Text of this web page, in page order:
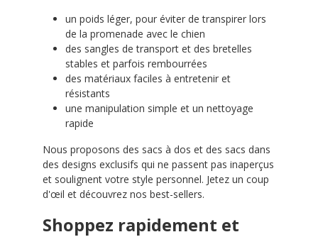
un poids léger, pour éviter de transpirer lors
de la promenade avec le chien
des sangles de transport et des bretelles
stables et parfois rembourrées
des matériaux faciles à entretenir et
résistants
une manipulation simple et un nettoyage
rapide
Nous proposons des sacs à dos et des sacs dans
des designs exclusifs qui ne passent pas inaperçus
et soulignent votre style personnel. Jetez un coup
d'œil et découvrez nos best-sellers.
Shoppez rapidement et